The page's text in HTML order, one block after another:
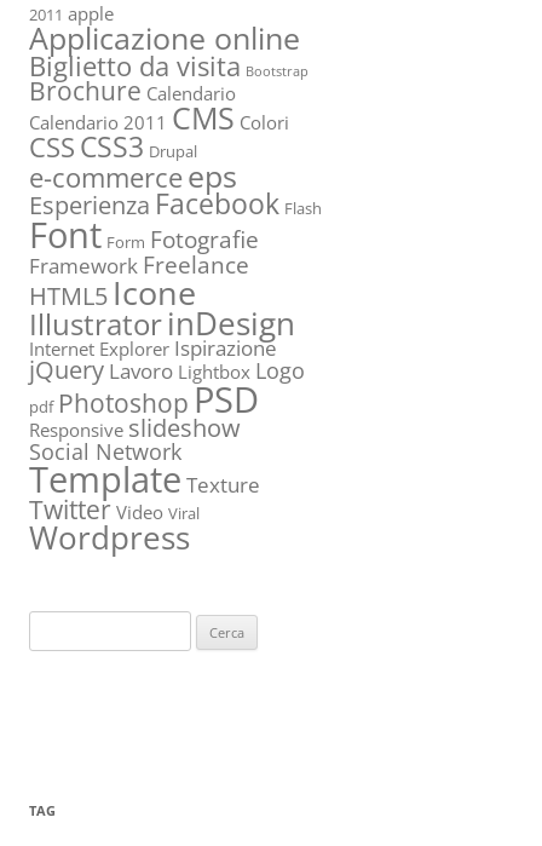
2011 apple
Applicazione online
Biglietto da visita Bootstrap
Brochure Calendario
Calendario 2011 CMS Colori
CSSCSS3 Drupal
e-commerceeps
Esperienza Facebook Flash
Font Form Fotografie
Framework Freelance
HTML5 Icone
IllustratorinDesign
Internet Explorer Ispirazione
jQuery Lavoro Lightbox Logo
pdf PhotoshopPSD
Responsive slideshow
Social Network
Template Texture
TwitterVideo Viral
Wordpress
per:
TAG